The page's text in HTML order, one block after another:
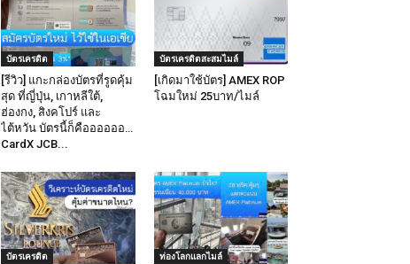
บัตรเครดิต
[รีวิว] แกะกล่องบัตรที่รูดคุ้ม
สุด ที่ญี่ปุ่น, เกาหลีใต้,
ฮ่องกง, สิงคโปร์ และ
ไต้หวัน บัตรนี้ก็คืออออออ…
CardX JCB...
บัตรเครดิตสะสมไมล์
[เกิดมาใช้บัตร] AMEX ROP
โฉมใหม่ 25บาท/ไมล์
บัตรเครดิต ท่องโลกแลกไมล์